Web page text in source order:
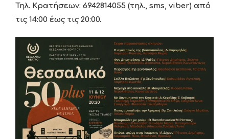
Τηλ. Κρατήσεων: 6942814055 (τηλ., sms, viber) από
τις 14:00 έως τις 20:00.